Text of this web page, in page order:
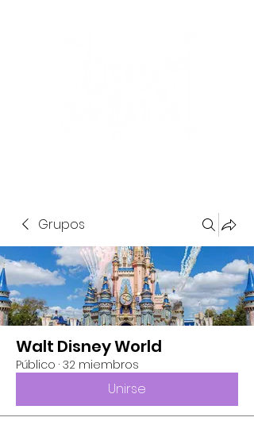
Grupos
Walt Disney World
Público · 32 miembros
Unirse